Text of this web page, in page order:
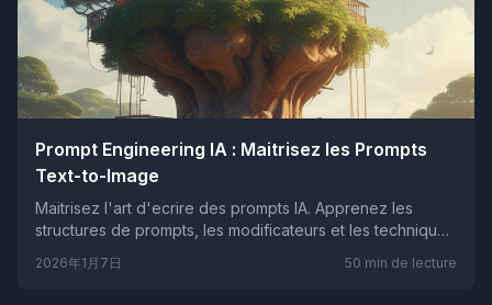
Prompt Engineering IA : Maitrisez les Prompts
Text-to-Image
Maitrisez l'art d'ecrire des prompts IA. Apprenez les
structures de prompts, les modificateurs et les techniques
2026年1月7日 50 min de lecture